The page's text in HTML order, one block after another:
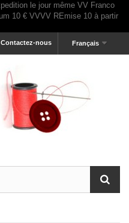
Français
Contactez-nous